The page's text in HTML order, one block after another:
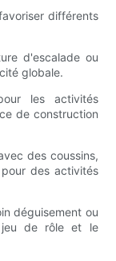
différents
d'escalade ou
globale.
les activités
de construction
des coussins,
des activités
déguisement ou
jeu de rôle et le